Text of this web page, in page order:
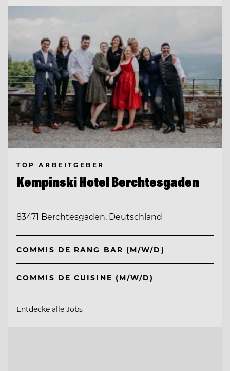
TOP ARBEITGEBER
Kempinski Hotel Berchtesgaden
83471 Berchtesgaden, Deutschland
COMMIS DE RANG BAR (M/W/D)
COMMIS DE CUISINE (M/W/D)
Entdecke alle Jobs